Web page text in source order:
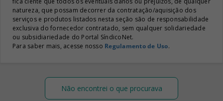
natureza, que possam decorrer da contratação/aquisição dos
serviços e produtos listados nesta seção são de responsabilidade
exclusiva do fornecedor contratado, sem qualquer solidariedade
ou subsidiariedade do Portal SíndicoNet.
Para saber mais, acesse nosso Regulamento de Uso.
Não encontrei o que procurava